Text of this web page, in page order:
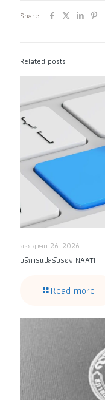
Share
Related posts
กรกฎาคม 26, 2026
บริการแปลรับรอง NAATI
Read more